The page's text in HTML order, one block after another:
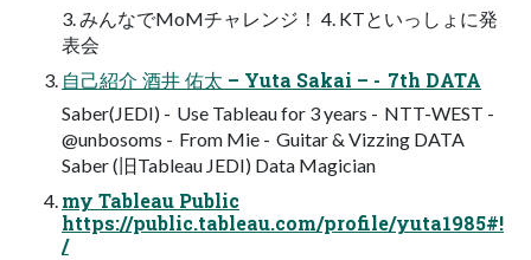
3. みんなでMoMチャレンジ！ 4. KTといっしょに発
表会
⾃⼰紹介 酒井 佑太 – Yuta Sakai – - 7th DATA
Saber(JEDI) - Use Tableau for 3 years - NTT-WEST -
@unbosoms - From Mie - Guitar & Vizzing DATA
Saber (旧Tableau JEDI) Data Magician
my Tableau Public
https://public.tableau.com/profile/yuta1985#!
/